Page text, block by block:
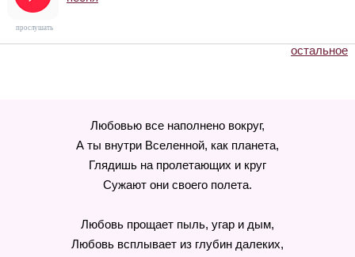
прослушать
остальное
Любовью все наполнено вокруг,
А ты внутри Вселенной, как планета,
Глядишь на пролетающих и круг
Сужают они своего полета.
Любовь прощает пыль, угар и дым,
Любовь всплывает из глубин далеких,